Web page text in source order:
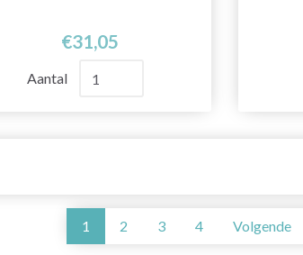
€31,05
Aantal
1 2 3 4 Volgende